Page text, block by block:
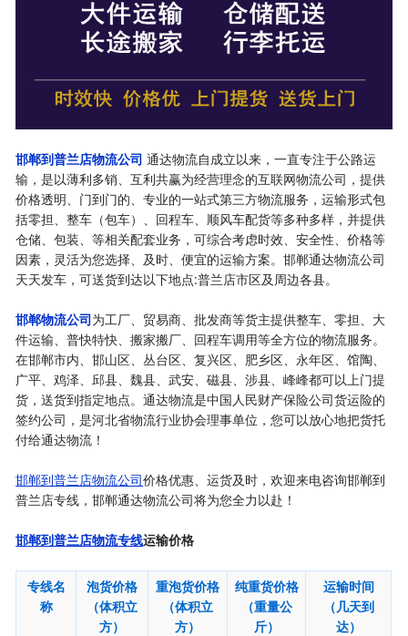
邯郸到普兰店物流公司 通达物流自成立以来，一直专注于公路运
输，是以薄利多销、互利共赢为经营理念的互联网物流公司，提供
价格透明、门到门的、专业的一站式第三方物流服务，运输形式包
括零担、整车（包车）、回程车、顺风车配货等多种多样，并提供
仓储、包装、等相关配套业务，可综合考虑时效、安全性、价格等
因素，灵活为您选择、及时、便宜的运输方案。邯郸通达物流公司
天天发车，可送货到达以下地点:普兰店市区及周边各县。
邯郸物流公司为工厂、贸易商、批发商等货主提供整车、零担、大
件运输、普快特快、搬家搬厂、回程车调用等全方位的物流服务。
在邯郸市内、邯山区、丛台区、复兴区、肥乡区、永年区、馆陶、
广平、鸡泽、邱县、魏县、武安、磁县、涉县、峰峰都可以上门提
货，送货到指定地点。通达物流是中国人民财产保险公司货运险的
签约公司，是河北省物流行业协会理事单位，您可以放心地把货托
付给通达物流！
邯郸到普兰店物流公司价格优惠、运货及时，欢迎来电咨询邯郸到
普兰店专线，邯郸通达物流公司将为您全力以赴！
邯郸到普兰店物流专线运输价格
专线名
称
泡货价格
（体积立
方）
重泡货价格
（体积立
方）
纯重货价格
（重量公
斤）
运输时间
（几天到
达）